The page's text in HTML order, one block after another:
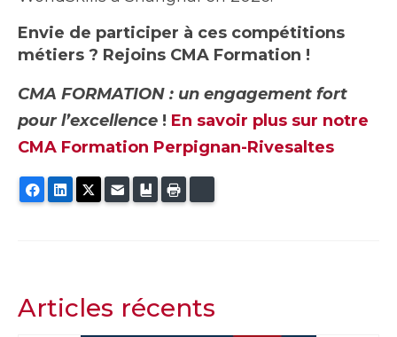
Envie de participer à ces compétitions
métiers ? Rejoins CMA Formation !
CMA FORMATION : un engagement fort
pour l’excellence ! En savoir plus sur notre
CMA Formation Perpignan-Rivesaltes
FacebookLinkedInTwitter
E-mail Ajouter aux favoris
Articles récents